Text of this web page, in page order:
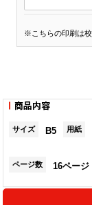
※こちらの印刷は校
商品内容
サイズ B5 用紙
ページ数 16ページ